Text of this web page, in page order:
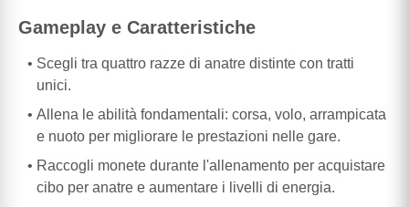
Gameplay e Caratteristiche
Scegli tra quattro razze di anatre distinte con tratti
unici.
Allena le abilità fondamentali: corsa, volo, arrampicata
e nuoto per migliorare le prestazioni nelle gare.
Raccogli monete durante l'allenamento per acquistare
cibo per anatre e aumentare i livelli di energia.